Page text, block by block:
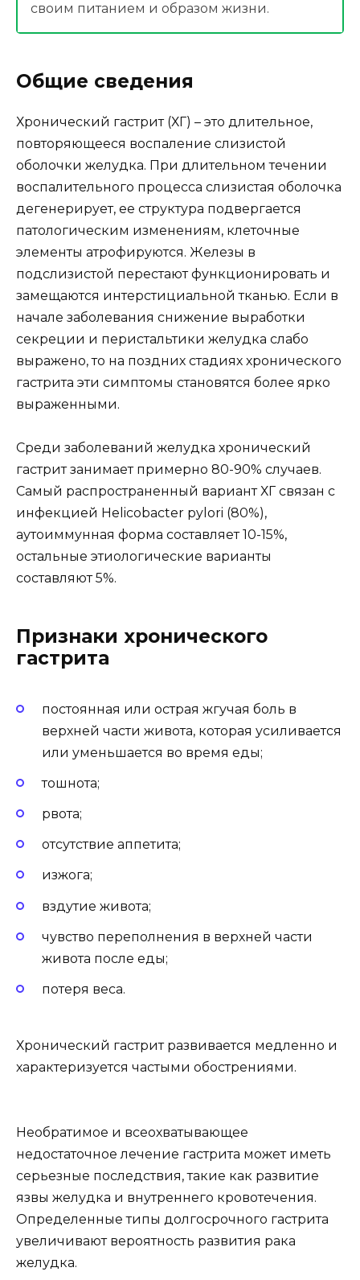
своим питанием и образом жизни.
Общие сведения
Хронический гастрит (ХГ) – это длительное,
повторяющееся воспаление слизистой
оболочки желудка. При длительном течении
воспалительного процесса слизистая оболочка
дегенерирует, ее структура подвергается
патологическим изменениям, клеточные
элементы атрофируются. Железы в
подслизистой перестают функционировать и
замещаются интерстициальной тканью. Если в
начале заболевания снижение выработки
секреции и перистальтики желудка слабо
выражено, то на поздних стадиях хронического
гастрита эти симптомы становятся более ярко
выраженными.
Среди заболеваний желудка хронический
гастрит занимает примерно 80-90% случаев.
Самый распространенный вариант ХГ связан с
инфекцией Helicobacter pylori (80%),
аутоиммунная форма составляет 10-15%,
остальные этиологические варианты
составляют 5%.
Признаки хронического
гастрита
постоянная или острая жгучая боль в
верхней части живота, которая усиливается
или уменьшается во время еды;
тошнота;
рвота;
отсутствие аппетита;
изжога;
вздутие живота;
чувство переполнения в верхней части
живота после еды;
потеря веса.
Хронический гастрит развивается медленно и
характеризуется частыми обострениями.
Необратимое и всеохватывающее
недостаточное лечение гастрита может иметь
серьезные последствия, такие как развитие
язвы желудка и внутреннего кровотечения.
Определенные типы долгосрочного гастрита
увеличивают вероятность развития рака
желудка.